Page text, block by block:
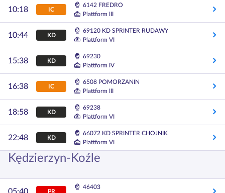
10:18 IC
6142 FREDRO
Plattform III
10:44 KD
69120 KD SPRINTER RUDAWY
Plattform VI
15:38 KD
69230
Plattform IV
16:38 IC
6508 POMORZANIN
Plattform III
18:58 KD
69238
Plattform VI
22:48 KD
66072 KD SPRINTER CHOJNIK
Plattform VI
Kędzierzyn-Koźle
PR
46403